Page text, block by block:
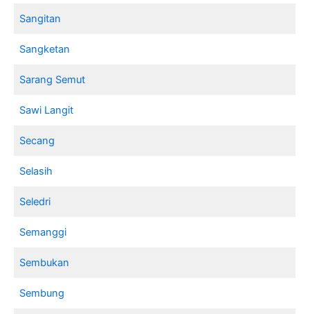
Sangitan
Sangketan
Sarang Semut
Sawi Langit
Secang
Selasih
Seledri
Semanggi
Sembukan
Sembung